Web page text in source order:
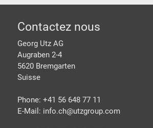
pied de page
Contactez nous
Georg Utz AG
Augraben 2-4
5620 Bremgarten
Suisse
Phone: +41 56 648 77 11
E-Mail: info.ch@utzgroup.com